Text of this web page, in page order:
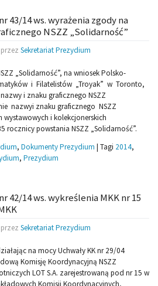
43/14 ws. wyrażenia zgody na
NSZZ „Solidarność”
przez Sekretariat Prezydium
„Solidarność”, na wniosek Polsko-
i Filatelistów „Troyak” w Toronto,
i znaku graficznego NSZZ
nazwyi znaku graficznego NSZZ
wystawowych i kolekcjonerskich
rocznicy powstania NSZZ „Solidarność”.
, Dokumenty Prezydium | Tagi 2014,
, Prezydium
42/14 ws. wykreślenia MKK nr 15
przez Sekretariat Prezydium
na mocy Uchwały KK nr 29/04
Komisję Koordynacyjną NSZZ
LOT S.A. zarejestrowaną pod nr 15 w
Komisji Koordynacyjnych,